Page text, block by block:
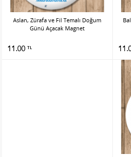
Aslan, Zürafa ve Fil Temalı Doğum
Günü Açacak Magnet
11.00 TL